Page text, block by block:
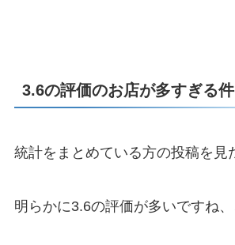
3.6の評価のお店が多すぎる件
統計をまとめている方の投稿を見
明らかに3.6の評価が多いですね、